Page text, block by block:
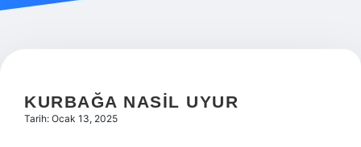
Hakkımızda
KURBAĞA NASIL UYUR
Tarih: Ocak 13, 2025